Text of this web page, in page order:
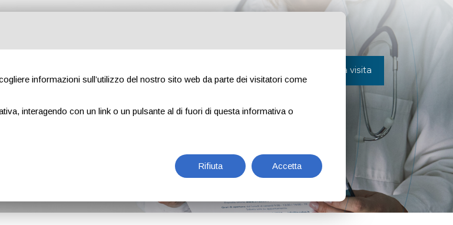
Prenota una visita
informazioni sull’utilizzo del nostro sito web da parte dei visitatori come
interagendo con un link o un pulsante al di fuori di questa informativa o
Rifiuta Accetta